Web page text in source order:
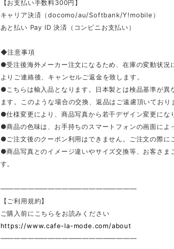
【お支払い手数料300円】
キャリア決済（docomo/au/Softbank/Y!mobile）
あと払い Pay ID 決済（コンビニお支払い）
◆注意事項
●受注後海外メーカー注文になるため、在庫の変動状況
よりご連絡後、キャンセルご返金を致します。
●こちらは輸入品となります。日本製とは検品基準が
ます。このような場合の交換、返品はご遠慮頂いており
●仕様変更により、商品写真から若干デザイン変更にな
●商品の色味は、お手持ちのスマートフォンの画面によ
●ご注文後のクーポン利用はできません。ご注文の際に
●商品写真とのイメージ違いやサイズ交換等、お客さま
す。
————————————————————
【ご利用規約】
ご購入前にこちらをお読みください
https://www.cafe-la-mode.com/about
————————————————————